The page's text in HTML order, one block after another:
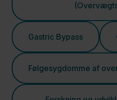
Neurologisk
Afdeling
Onkologisk
Afdeling
og
Gastric Bypass
Følgesygdomme af